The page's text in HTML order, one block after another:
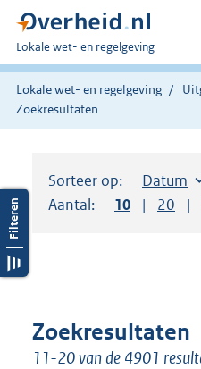
U
bent
hier:
Lokale wet- en regelgeving
Lokale wet- en regelgeving
Zoekresultaten
Sorteer op: Sorteer
Datum
Aantal:
Toon
10 Toon
20
Zoekresultaten
11-20 van de 4901